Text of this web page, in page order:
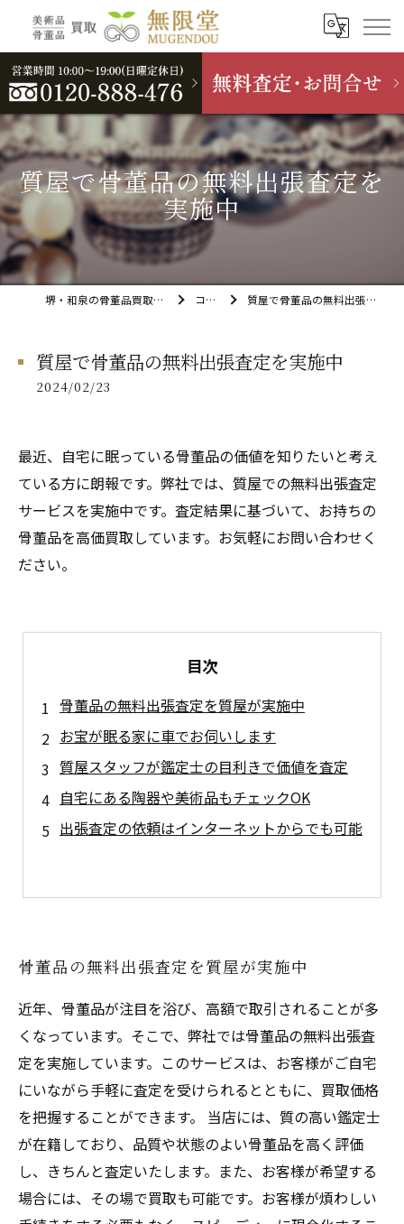
質屋で骨董品の無料出張査定を
実施中
堺・和泉の骨董品買取なら無限堂 コラム 質屋で骨董品の無料出張査定を実施中
質屋で骨董品の無料出張査定を実施中
2024/02/23
最近、自宅に眠っている骨董品の価値を知りたいと考え
ている方に朗報です。弊社では、質屋での無料出張査定
サービスを実施中です。査定結果に基づいて、お持ちの
骨董品を高価買取しています。お気軽にお問い合わせく
ださい。
目次
骨董品の無料出張査定を質屋が実施中
お宝が眠る家に車でお伺いします
質屋スタッフが鑑定士の目利きで価値を査定
自宅にある陶器や美術品もチェックOK
出張査定の依頼はインターネットからでも可能
骨董品の無料出張査定を質屋が実施中
近年、骨董品が注目を浴び、高額で取引されることが多
くなっています。そこで、弊社では骨董品の無料出張査
定を実施しています。このサービスは、お客様がご自宅
にいながら手軽に査定を受けられるとともに、買取価格
を把握することができます。 当店には、質の高い鑑定士
が在籍しており、品質や状態のよい骨董品を高く評価
し、きちんと査定いたします。また、お客様が希望する
場合には、その場で買取も可能です。お客様が煩わしい